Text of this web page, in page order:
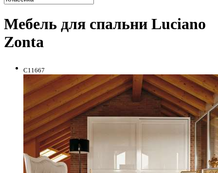
Мебель для спальни Luciano
Zonta
C11667